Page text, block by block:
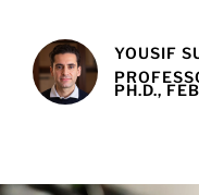
YOUSIF
PH.D.,